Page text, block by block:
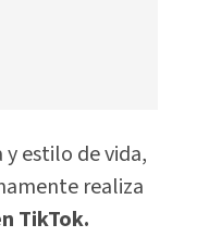
estilo de vida,
realiza
TikTok.